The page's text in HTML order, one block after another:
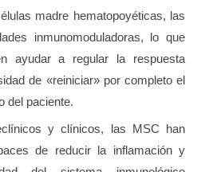
madre hematopoyéticas, las
inmunomoduladoras, lo que
ayudar a regular la respuesta
de «reiniciar» por completo el
del paciente.
y clínicos, las MSC han
de reducir la inflamación y